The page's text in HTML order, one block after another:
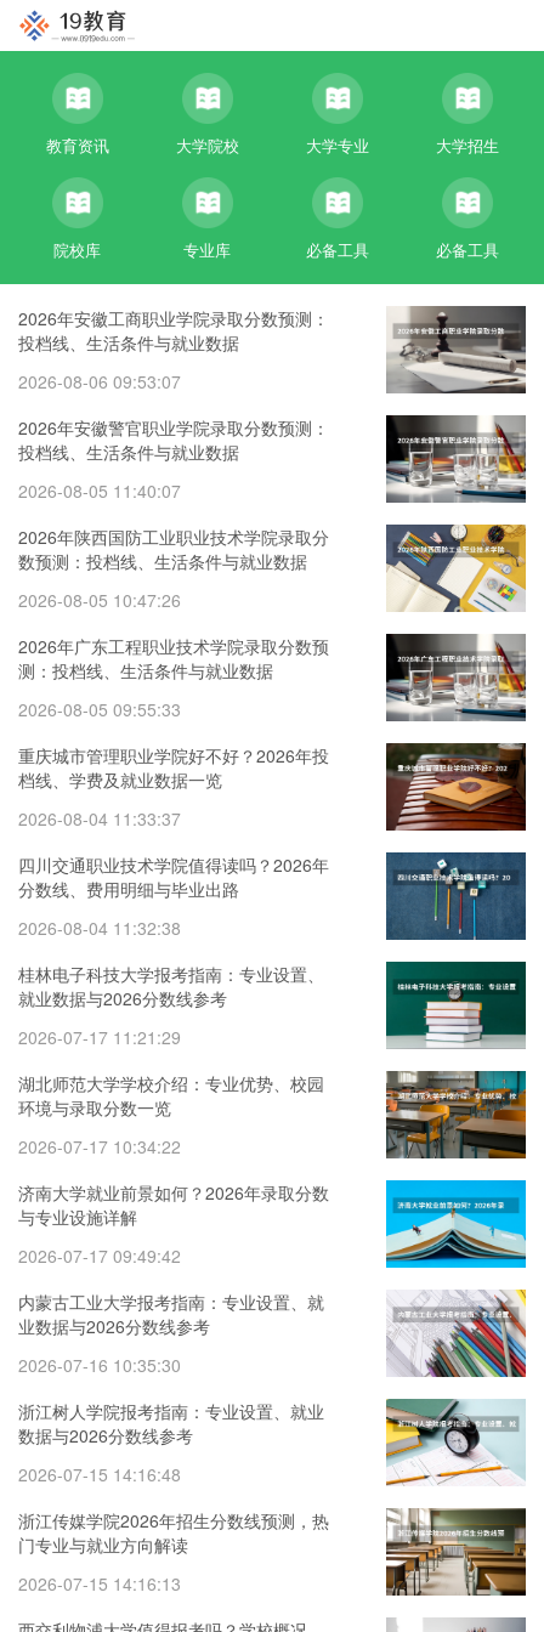
教育资讯 大学院校 大学专业 大学招生
院校库 专业库 必备工具 必备工具
2026年安徽工商职业学院录取分数预测：
投档线、生活条件与就业数据
2026-08-06 09:53:07
2026年安徽警官职业学院录取分数预测：
投档线、生活条件与就业数据
2026-08-05 11:40:07
2026年陕西国防工业职业技术学院录取分
数预测：投档线、生活条件与就业数据
2026-08-05 10:47:26
2026年广东工程职业技术学院录取分数预
测：投档线、生活条件与就业数据
2026-08-05 09:55:33
重庆城市管理职业学院好不好？2026年投
档线、学费及就业数据一览
2026-08-04 11:33:37
四川交通职业技术学院值得读吗？2026年
分数线、费用明细与毕业出路
2026-08-04 11:32:38
桂林电子科技大学报考指南：专业设置、
就业数据与2026分数线参考
2026-07-17 11:21:29
湖北师范大学学校介绍：专业优势、校园
环境与录取分数一览
2026-07-17 10:34:22
济南大学就业前景如何？2026年录取分数
与专业设施详解
2026-07-17 09:49:42
内蒙古工业大学报考指南：专业设置、就
业数据与2026分数线参考
2026-07-16 10:35:30
浙江树人学院报考指南：专业设置、就业
数据与2026分数线参考
2026-07-15 14:16:48
浙江传媒学院2026年招生分数线预测，热
门专业与就业方向解读
2026-07-15 14:16:13